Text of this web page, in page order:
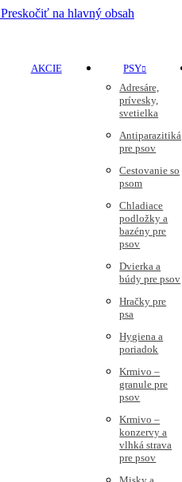
Preskočiť na hlavný obsah
AKCIE
PSY
Adresáre,
prívesky,
svetielka
Antiparazitiká
pre psov
Cestovanie so
psom
Chladiace
podložky a
bazény pre
psov
Dvierka a
búdy pre psov
Hračky pre
psa
Hygiena a
poriadok
Krmivo –
granule pre
psov
Krmivo –
konzervy a
vlhká strava
pre psov